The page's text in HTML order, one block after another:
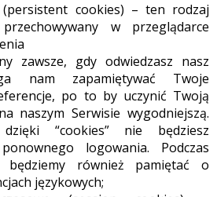
(persistent cookies) – ten rodzaj
w przeglądarce
zawsze, gdy odwiedzasz nasz
nam zapamiętywać Twoje
po to by uczynić Twoją
naszym Serwisie wygodniejszą.
“cookies” nie będziesz
logowania. Podczas
będziemy również pamiętać o
językowych;